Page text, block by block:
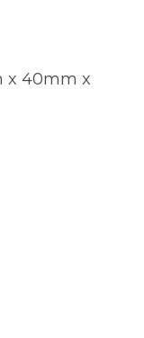
x 40mm x